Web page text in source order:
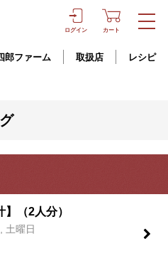
ログイン カート
郎ファーム 取扱店 レシピ
】（2人分）
土曜日